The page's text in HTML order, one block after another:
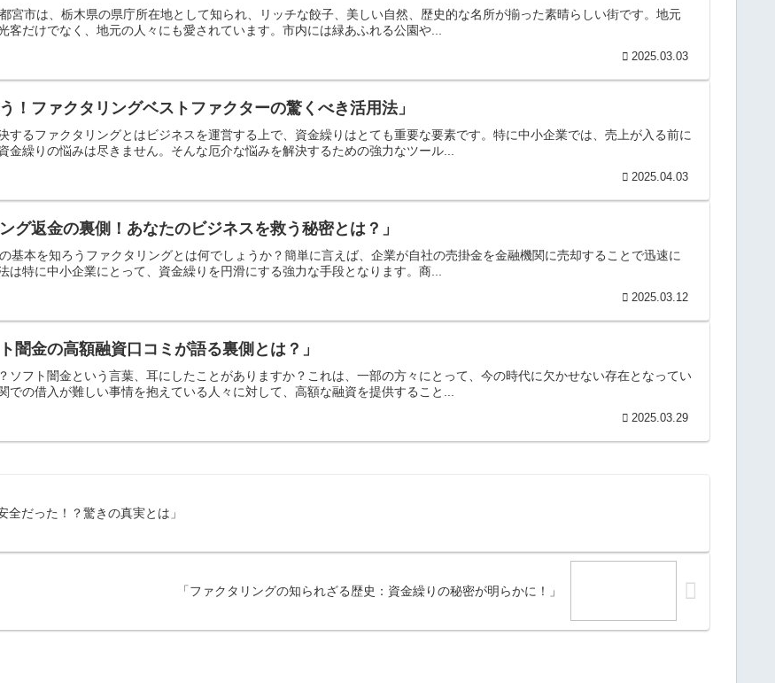
宮市は、栃木県の県庁所在地として知られ、リッチな餃子、美しい自然、歴史的な名所が揃った素晴らしい街です。地元
客だけでなく、地元の人々にも愛されています。市内には緑あふれる公園や...
2025.03.03
！ファクタリングベストファクターの驚くべき活用法」
するファクタリングとはビジネスを運営する上で、資金繰りはとても重要な要素です。特に中小企業では、売上が入る前に
金繰りの悩みは尽きません。そんな厄介な悩みを解決するための強力なツール...
2025.04.03
グ返金の裏側！あなたのビジネスを救う秘密とは？」
基本を知ろうファクタリングとは何でしょうか？簡単に言えば、企業が自社の売掛金を金融機関に売却することで迅速に
は特に中小企業にとって、資金繰りを円滑にする強力な手段となります。商...
2025.03.12
闇金の高額融資口コミが語る裏側とは？」
ソフト闇金という言葉、耳にしたことがありますか？これは、一部の方々にとって、今の時代に欠かせない存在となってい
での借入が難しい事情を抱えている人々に対して、高額な融資を提供すること...
2025.03.29
全だった！？驚きの真実とは」
「ファクタリングの知られざる歴史：資金繰りの秘密が明らかに！」